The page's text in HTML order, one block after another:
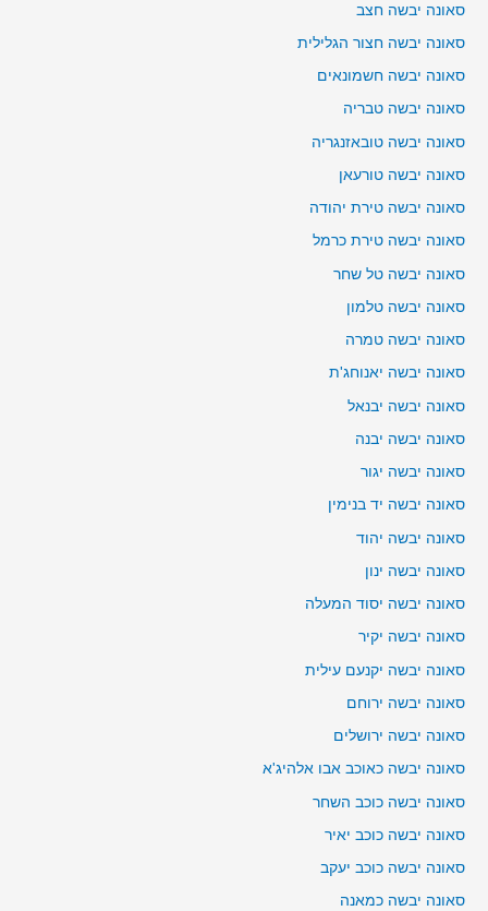
סאונה יבשה חצב
סאונה יבשה חצור הגלילית
סאונה יבשה חשמונאים
סאונה יבשה טבריה
סאונה יבשה טובאזנגריה
סאונה יבשה טורעאן
סאונה יבשה טירת יהודה
סאונה יבשה טירת כרמל
סאונה יבשה טל שחר
סאונה יבשה טלמון
סאונה יבשה טמרה
סאונה יבשה יאנוחג'ת
סאונה יבשה יבנאל
סאונה יבשה יבנה
סאונה יבשה יגור
סאונה יבשה יד בנימין
סאונה יבשה יהוד
סאונה יבשה ינון
סאונה יבשה יסוד המעלה
סאונה יבשה יקיר
סאונה יבשה יקנעם עילית
סאונה יבשה ירוחם
סאונה יבשה ירושלים
סאונה יבשה כאוכב אבו אלהיג'א
סאונה יבשה כוכב השחר
סאונה יבשה כוכב יאיר
סאונה יבשה כוכב יעקב
סאונה יבשה כמאנה